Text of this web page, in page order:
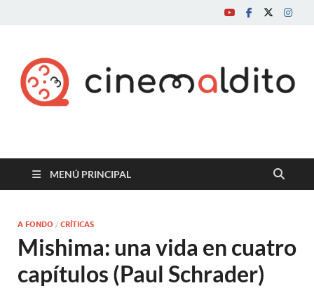
Cine maldito
MENÚ PRINCIPAL
A FONDO / CRÍTICAS
Mishima: una vida en cuatro
capítulos (Paul Schrader)